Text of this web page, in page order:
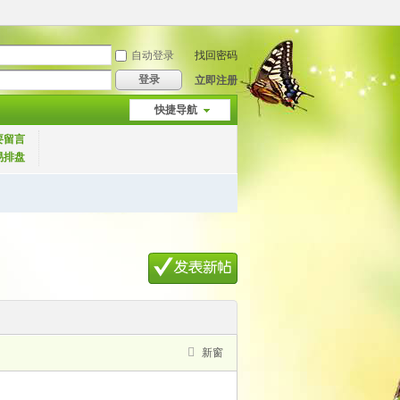
自动登录
找回密码
登录
立即注册
快捷导航
留言
排盘
新窗